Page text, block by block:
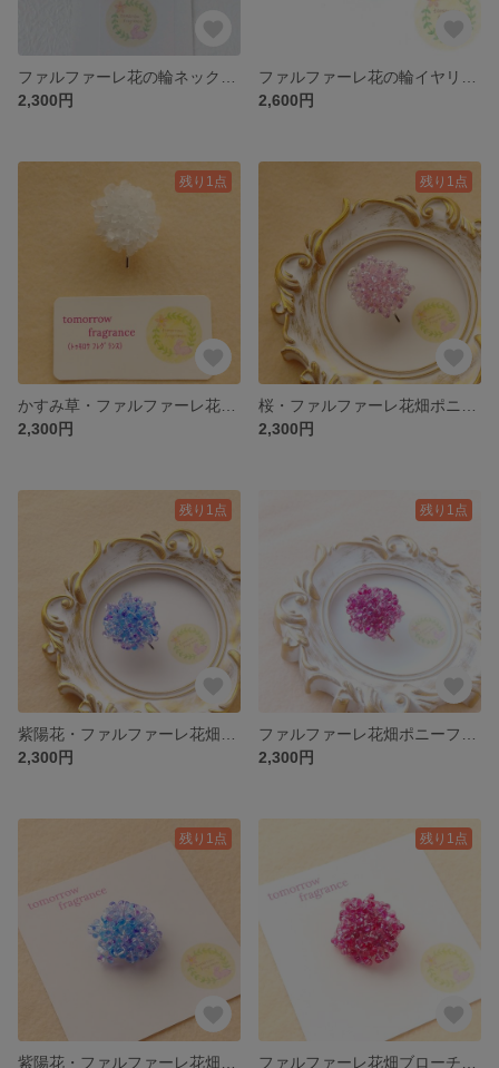
2,300円
2,600円
残り1点
2,300円
残り1点
2,300円
残り1点
2,300円
残り1点
2,300円
残り1点 残り1点